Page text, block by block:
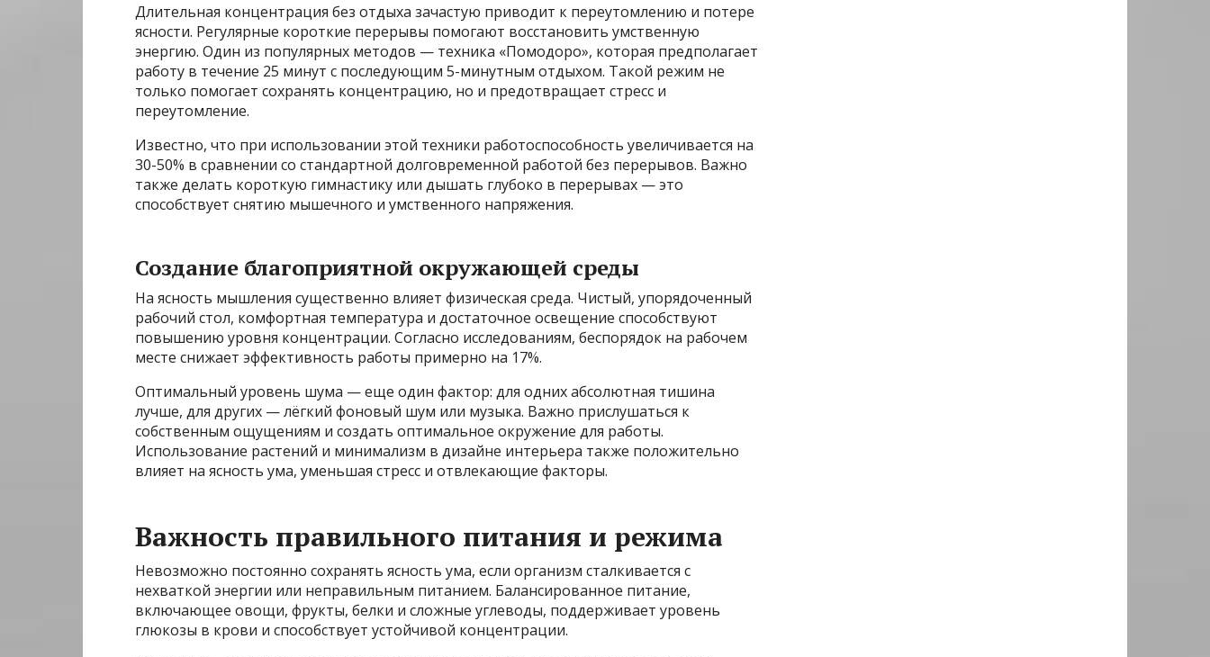
Длительная концентрация без отдыха зачастую приводит к переутомлению и потере
ясности. Регулярные короткие перерывы помогают восстановить умственную
энергию. Один из популярных методов — техника «Помодоро», которая предполагает
работу в течение 25 минут с последующим 5-минутным отдыхом. Такой режим не
только помогает сохранять концентрацию, но и предотвращает стресс и
переутомление.
Известно, что при использовании этой техники работоспособность увеличивается на
30-50% в сравнении со стандартной долговременной работой без перерывов. Важно
также делать короткую гимнастику или дышать глубоко в перерывах — это
способствует снятию мышечного и умственного напряжения.
Создание благоприятной окружающей среды
На ясность мышления существенно влияет физическая среда. Чистый, упорядоченный
рабочий стол, комфортная температура и достаточное освещение способствуют
повышению уровня концентрации. Согласно исследованиям, беспорядок на рабочем
месте снижает эффективность работы примерно на 17%.
Оптимальный уровень шума — еще один фактор: для одних абсолютная тишина
лучше, для других — лёгкий фоновый шум или музыка. Важно прислушаться к
собственным ощущениям и создать оптимальное окружение для работы.
Использование растений и минимализм в дизайне интерьера также положительно
влияет на ясность ума, уменьшая стресс и отвлекающие факторы.
Важность правильного питания и режима
Невозможно постоянно сохранять ясность ума, если организм сталкивается с
нехваткой энергии или неправильным питанием. Балансированное питание,
включающее овощи, фрукты, белки и сложные углеводы, поддерживает уровень
глюкозы в крови и способствует устойчивой концентрации.